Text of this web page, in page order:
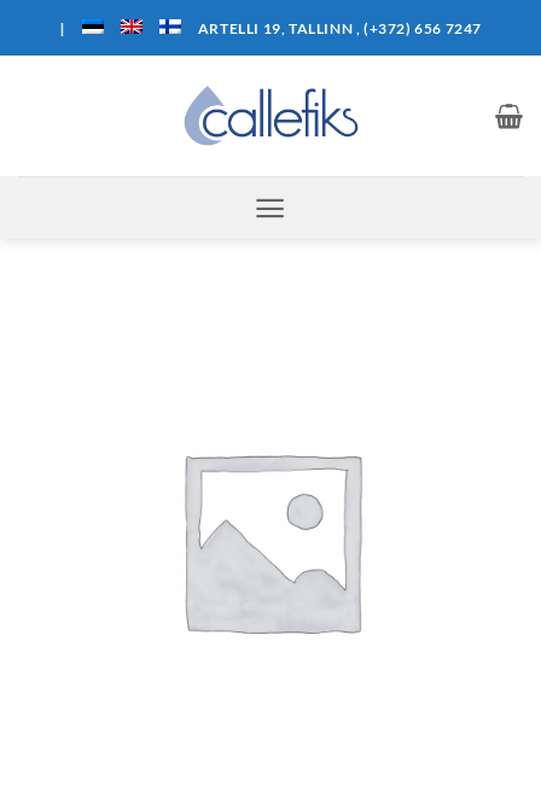
I ARTELLI 19, TALLINN , (+372) 656 7247